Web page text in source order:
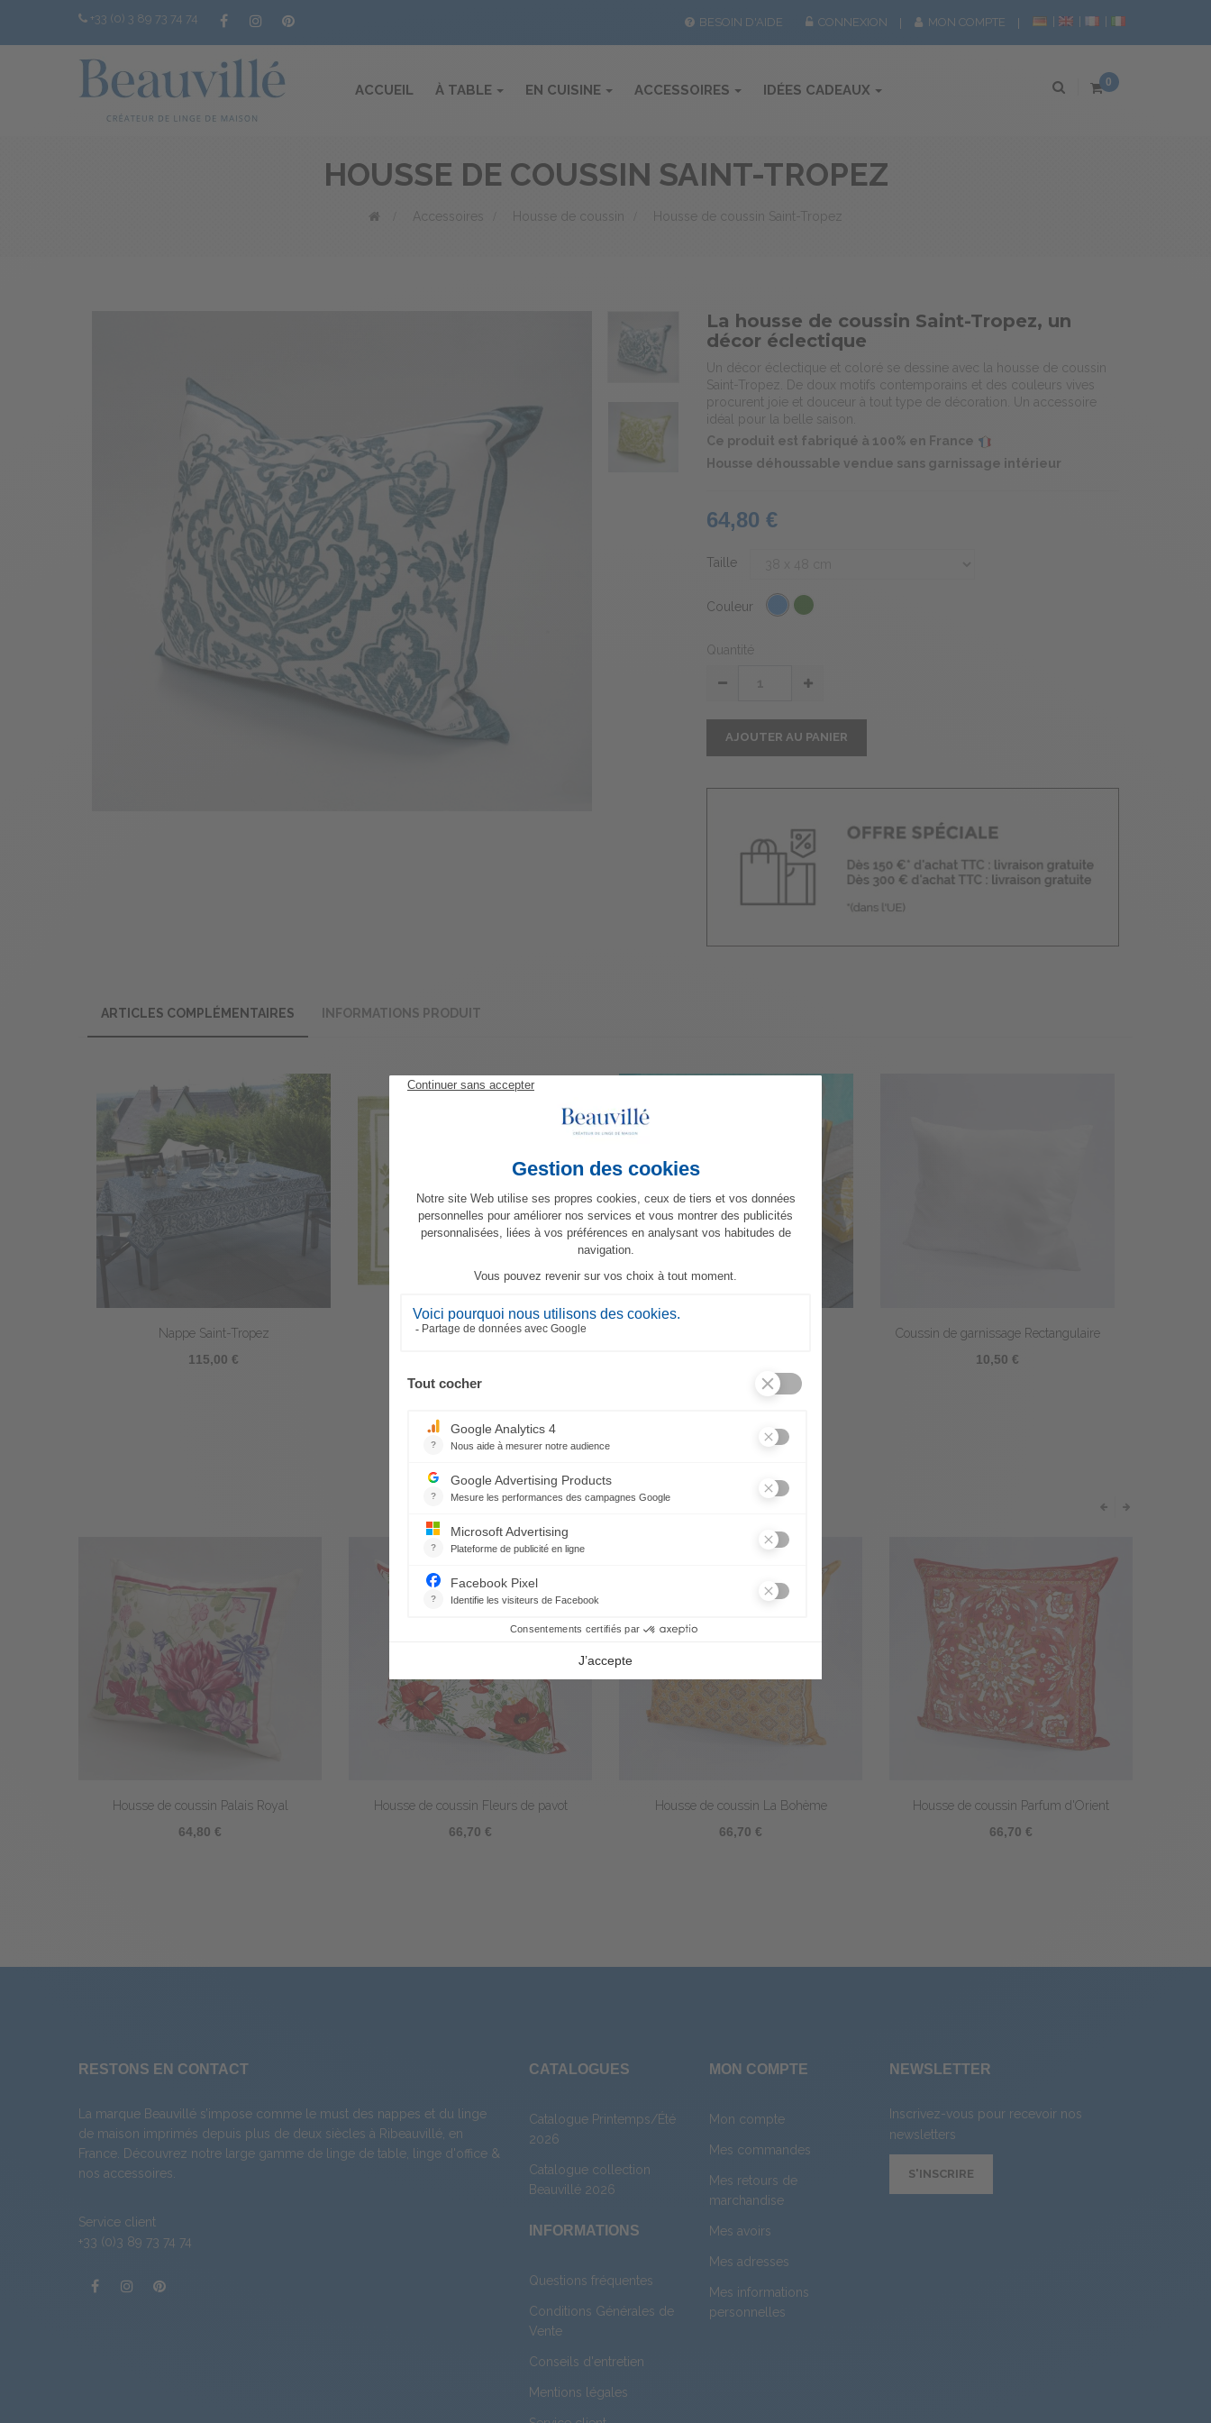
+33 (0) 3 89 73 74 74 CONNEXION MON COMPTE
BESOIN D'AIDE
ACCUEIL À TABLE EN CUISINE ACCESSOIRES IDÉES CADEAUX 0
Accessoires Housse de coussin Housse de coussin Saint-Tropez
HOUSSE DE COUSSIN SAINT-TROPEZ
La housse de coussin Saint-Tropez, un
décor éclectique
Un décor éclectique et coloré se dessine avec la housse de coussin
Saint-Tropez. De doux motifs contemporains et des couleurs vives
procurent joie et douceur à tout type de décoration. Un accessoire
idéal pour la belle saison.
Ce produit est fabriqué à 100% en France
Housse déhoussable vendue sans garnissage intérieur
64,80 €
Taille
Couleur
Quantité
AJOUTER AU PANIER
ARTICLES COMPLÉMENTAIRES INFORMATIONS PRODUIT
Nappe Saint-Tropez
115,00 €
Set de table Saint-Tropez
Coussin de garnissage Rectangulaire
10,50 €
CES PRODUITS PEUVENT AUSSI VOUS PLAIRE
de coussin Parfum d'Orient
Coussin de Garnissage Carré
Housse de coussin Potager
Housse de coussin Darjeeling
Housse de coussin
RESTONS EN CONTACT
La marque Beauvillé s’impose comme le must des nappes et du linge
de maison imprimés depuis plus de deux siècles à Ribeauvillé, en
France. Découvrez notre large gamme de linge de table linge d'office &
nos accessoires
Service client
+33 (0)3 89 73 74 74
CATALOGUES
Catalogue Printemps/Été
2026
Catalogue collection
Beauvillé 2026
INFORMATIONS
Questions fréquentes
Conditions Générales de
Vente
Conseils d'entretien
Mentions légales
MON COMPTE
Mon compte
Mes commandes
Mes retours de
marchandise
Mes avoirs
Mes adresses
Mes informations
personnelles
NEWSLETTER
Inscrivez-vous pour recevoir nos
newsletters
S'INSCRIRE